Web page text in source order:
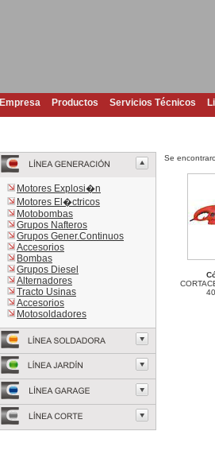
Empresa Productos Servicios Técnicos
Motores Explosi�n
Motores El�ctricos
Motobombas
Grupos Nafteros
Grupos Gener.Continuos
Accesorios
Bombas
Grupos Diesel
Alternadores
Tracto Usinas
Accesorios
Motosoldadores
Se